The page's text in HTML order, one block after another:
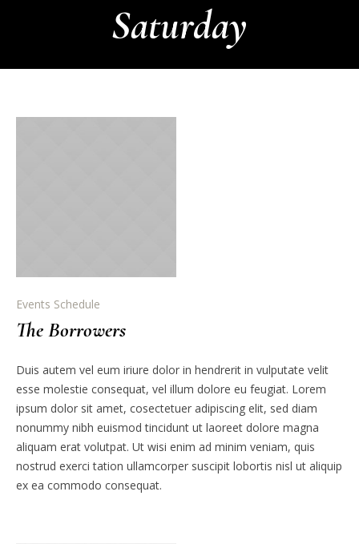
Saturday
Events Schedule
The Borrowers
Duis autem vel eum iriure dolor in hendrerit in vulputate velit
esse molestie consequat, vel illum dolore eu feugiat. Lorem
ipsum dolor sit amet, cosectetuer adipiscing elit, sed diam
nonummy nibh euismod tincidunt ut laoreet dolore magna
aliquam erat volutpat. Ut wisi enim ad minim veniam, quis
nostrud exerci tation ullamcorper suscipit lobortis nisl ut aliquip
ex ea commodo consequat.